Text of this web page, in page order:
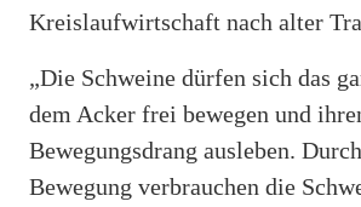
Kreislaufwirtschaft nach alter
„Die Schweine dürfen sich das
dem Acker frei bewegen und
Bewegungsdrang ausleben.
Bewegung verbrauchen die